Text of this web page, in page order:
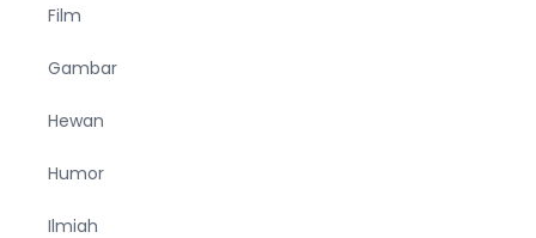
Film
Gambar
Hewan
Humor
Ilmiah